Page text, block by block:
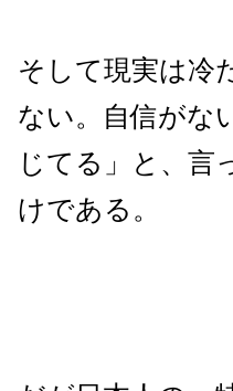
そして現実は冷
ない。自信がな
じてる」と、言
けである。